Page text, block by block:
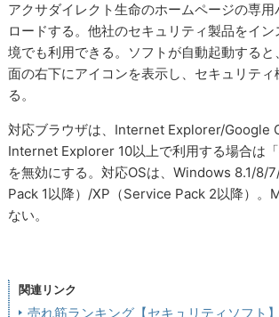
アクサダイレクト生命のホームページの専
ロードする。他社のセキュリティ製品をイ
境でも利用できる。ソフトが自動起動する
面の右下にアイコンを表示し、セキュリティ
る。
対応ブラウザは、Internet Explorer/Google
Internet Explorer 10以上で利用する場合は「
を無効にする。対応OSは、Windows 8.1/8/
Pack 1以降）/XP（Service Pack 2以降）。
ない。
関連リンク
売れ筋ランキング【セキュリティソフト】